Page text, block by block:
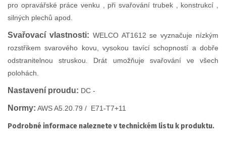
pro opravářské práce venku , při svařování trubek , konstrukcí ,
silných plechů apod.
Svařovací vlastnosti: WELCO AT1612 se vyznačuje nízkým
rozstřikem svarového kovu, vysokou tavící schopností a dobře
odstranitelnou struskou. Drát umožňuje svařování ve všech
polohách.
Nastavení proudu: DC -
Normy: AWS A5.20.79 / E71-T7+11
Podrobné informace naleznete v technickém listu k produktu.